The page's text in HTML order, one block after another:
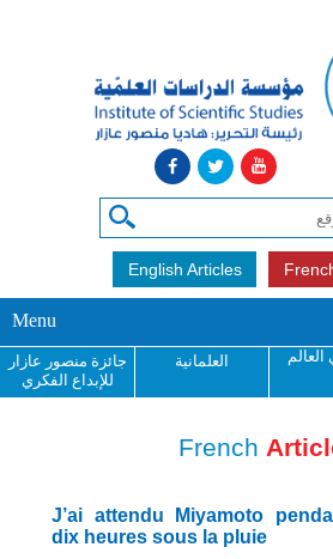
English Articles
Menu
العالم العلمانية
جائزة منصور عازار
للإبداع الفكري
French
J’ai attendu Miyamoto
dix heures sous la pluie